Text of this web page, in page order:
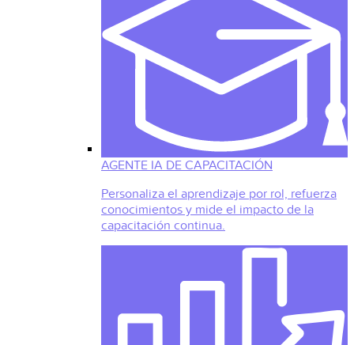
AGENTE IA DE CAPACITACIÓN
Personaliza el aprendizaje por rol, refuerza
conocimientos y mide el impacto de la
capacitación continua.